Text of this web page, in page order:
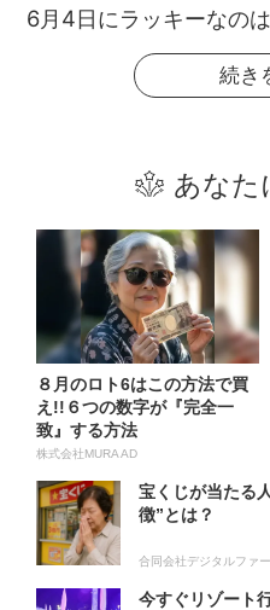
6月4日にラッキーなの
続き
あなた
８月のロト6はこの方法で買
え!!６つの数字が『完全一
致』する方法
株式会社MURA AD
宝くじが当たる
徴”とは？
合同会社デジタルファ
今すぐリゾート